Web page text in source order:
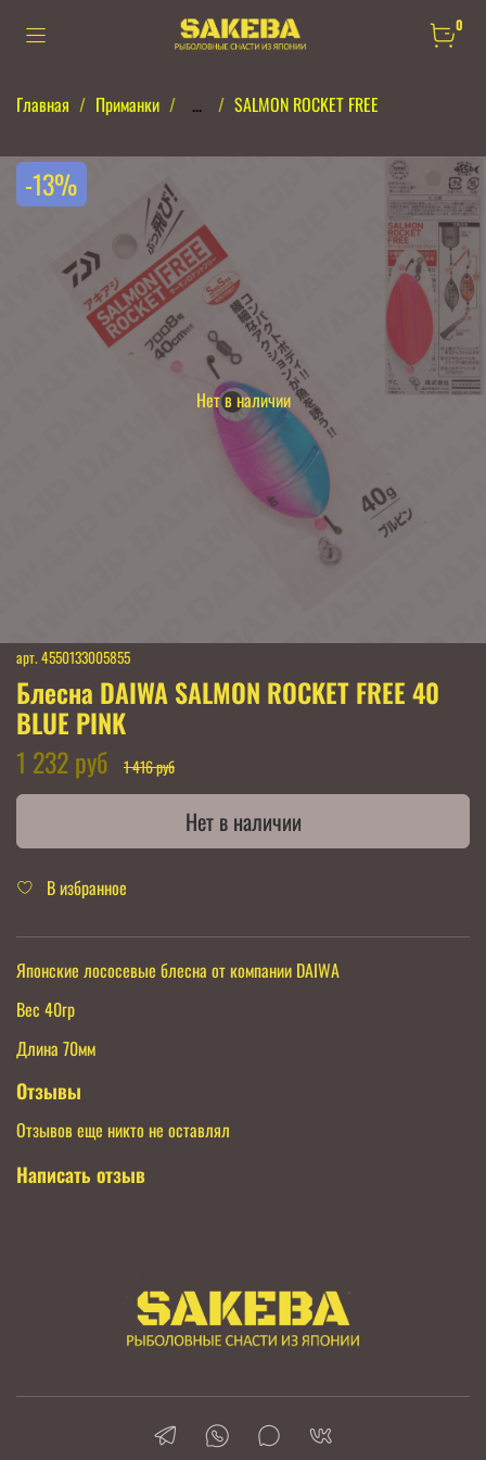
0
Главная Приманки ... SALMON ROCKET FREE
Нет в наличии
-13%
арт. 4550133005855
Блесна DAIWA SALMON ROCKET FREE 40
BLUE PINK
1 232 руб
1 416 руб
Нет в наличии
В избранное
Японские лососевые блесна от компании DAIWA
Вес 40гр
Длина 70мм
Отзывы
Отзывов еще никто не оставлял
Написать отзыв